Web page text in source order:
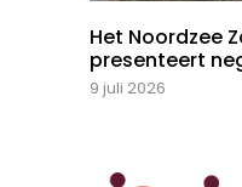
Het Noordzee
presenteert
9 juli 2026